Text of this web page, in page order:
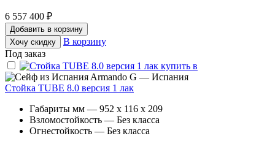
6 557 400 ₽
Добавить в корзину
Хочу скидку
В корзину
Под заказ
Armando G — Испания
Стойка TUBE 8.0 версия 1 лак
Габариты мм — 952 x 116 x 209
Взломостойкость — Без класса
Огнестойкость — Без класса